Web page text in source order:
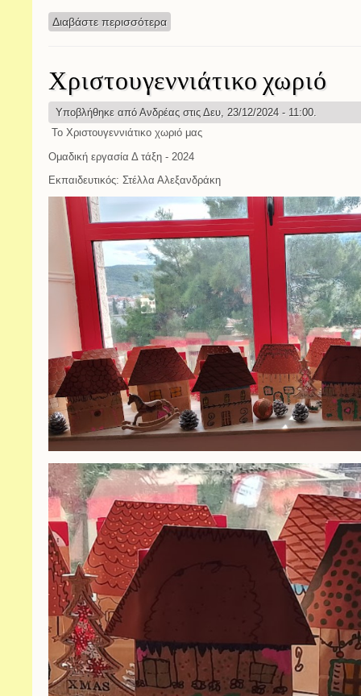
Διαβάστε περισσότερα
Χριστουγεννιάτικο χωριό
Υποβλήθηκε από Ανδρέας στις Δευ, 23/12/2024 - 11:00.
Το Χριστουγεννιάτικο χωριό μας
Ομαδική εργασία Δ τάξη - 2024
Εκπαιδευτικός: Στέλλα Αλεξανδράκη